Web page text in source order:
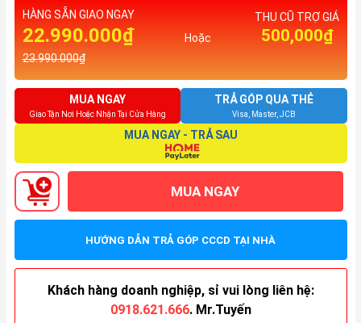
HÀNG SẴN GIAO NGAY
22.990.000₫
23.990.000₫
Hoặc
THU CŨ TRỢ GIÁ
500,000₫
MUA NGAY
Giao Tận Nơi Hoặc Nhận Tại Cửa Hàng
TRẢ GÓP QUA THẺ
Visa, Master, JCB
MUA NGAY - TRẢ SAU
MUA NGAY
HƯỚNG DẪN TRẢ GÓP CCCD TẠI NHÀ
Khách hàng doanh nghiệp, sỉ vui lòng liên hệ:
0918.621.666. Mr.Tuyến